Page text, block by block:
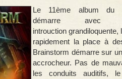
Le 11ème album du
démarre avec
introuction
rapidement la place à
Brainstorm démarre sur
accrocheur. Pas de
les conduits auditifs,